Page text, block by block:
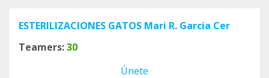
ESTERILIZACIONES GATOS Mari R. Garcia Cer
Teamers:30
Únete